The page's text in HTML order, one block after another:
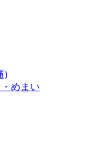
)
めまい